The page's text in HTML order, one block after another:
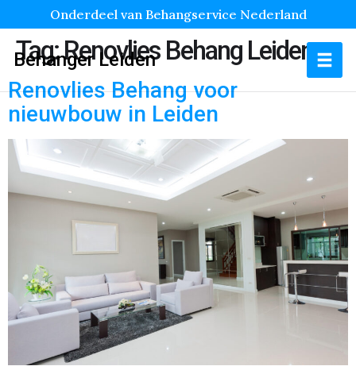
Onderdeel van Behangservice Nederland
Behanger Leiden
Tag:Renovlies Behang Leiden
Renovlies Behang voor
nieuwbouw in Leiden